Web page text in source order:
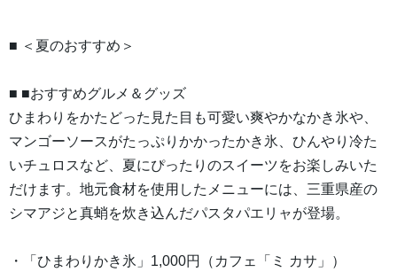
■ ＜夏のおすすめ＞
■ ■おすすめグルメ＆グッズ
ひまわりをかたどった見た目も可愛い爽やかなかき氷や、
マンゴーソースがたっぷりかかったかき氷、ひんやり冷た
いチュロスなど、夏にぴったりのスイーツをお楽しみいた
だけます。地元食材を使用したメニューには、三重県産の
シマアジと真蛸を炊き込んだパスタパエリャが登場。
・「ひまわりかき氷」1,000円（カフェ「ミ カサ」）